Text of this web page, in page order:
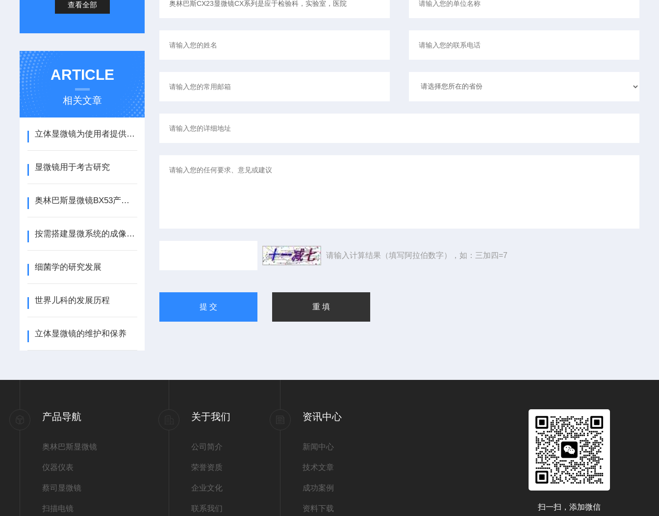
查看全部
ARTICLE
相关文章
立体显微镜为使用者提供了一种直观、立体的观察体验
显微镜用于考古研究
奥林巴斯显微镜BX53产品介绍
按需搭建显微系统的成像方法
细菌学的研究发展
世界儿科的发展历程
立体显微镜的维护和保养
请输入计算结果（填写阿拉伯数字），如：三加四=7
产品导航
奥林巴斯显微镜
仪器仪表
蔡司显微镜
扫描电镜
关于我们
公司简介
荣誉资质
企业文化
联系我们
资讯中心
新闻中心
技术文章
成功案例
资料下载 扫一扫，添加微信